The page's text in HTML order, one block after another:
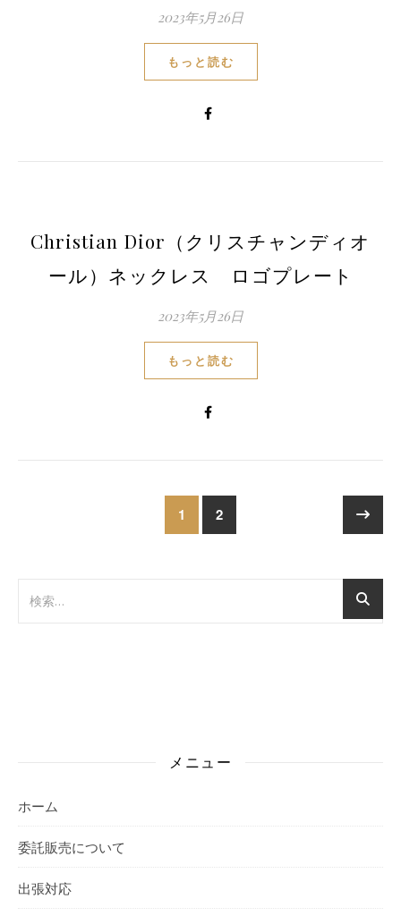
2023年5月26日
もっと読む
Christian Dior（クリスチャンディオ
ール）ネックレス ロゴプレート
2023年5月26日
もっと読む
1 2
メニュー
ホーム
委託販売について
出張対応